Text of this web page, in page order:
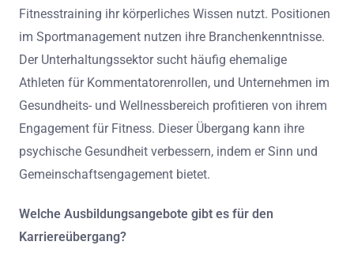
Fitnesstraining ihr körperliches Wissen nutzt. Positionen
im Sportmanagement nutzen ihre Branchenkenntnisse.
Der Unterhaltungssektor sucht häufig ehemalige
Athleten für Kommentatorenrollen, und Unternehmen im
Gesundheits- und Wellnessbereich profitieren von ihrem
Engagement für Fitness. Dieser Übergang kann ihre
psychische Gesundheit verbessern, indem er Sinn und
Gemeinschaftsengagement bietet.
Welche Ausbildungsangebote gibt es für den
Karriereübergang?